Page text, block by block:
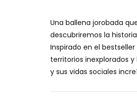
Una ballena jorobada
descubriremos la
Inspirado en el
territorios inexplorados
y sus vidas sociales